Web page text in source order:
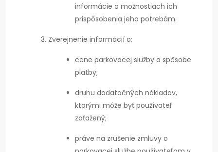
informácie o možnostiach ich
prispôsobenia jeho potrebám.
Zverejnenie informácií o:
cene parkovacej služby a spôsobe
platby;
druhu dodatočných nákladov,
ktorými môže byť používateľ
zaťažený;
práve na zrušenie zmluvy o